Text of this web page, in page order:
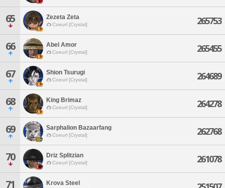
65 Zezeta Zeta
Coeurl [Crystal] 265753
66 Abel Amor
Coeurl [Crystal] 265455
67 Shion Tsurugi
Coeurl [Crystal] 264689
68 King Brimaz
Coeurl [Crystal] 264278
69 Sarphalion Bazaarfang
Coeurl [Crystal] 262768
70 Driz Splitzian
Coeurl [Crystal] 261078
71 Krova Steel